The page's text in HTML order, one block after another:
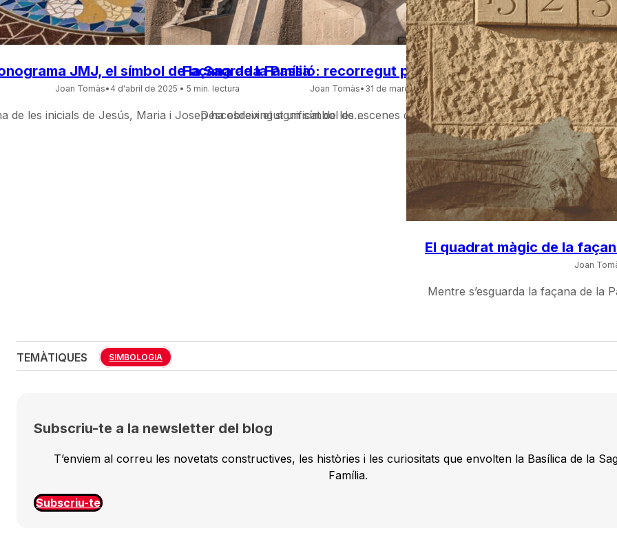
JMJ, el símbol de la Sagrada Família
Joan Tomàs• 4 d'abril de 2025 • 5 min. lectura
de les inicials de Jesús, Maria i Josep ha esdevingut un símbol de…
Façana de la Passió: recorregut pels últims dies de la vida de
Joan Tomàs• 31 de març de 2025• 11 min. lectura
Descobreix el significat de les escenes de la façana de la Passió de la Sagrada…
El quadrat màgic de la
Joan
Mentre s’esguarda la façana de la
TEMÀTIQUES SIMBOLOGIA
Subscriu-te a la newsletter del blog
T’enviem al correu les novetats constructives, les històries i les curiositats que envolten la Basílica de la
Família.
Subscriu-te